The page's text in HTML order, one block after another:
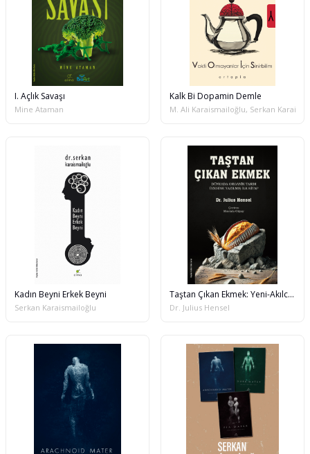
I. Açlık Savaşı
Mine Ataman
Kalk Bi Dopamin Demle
M. Ali Karaismailoğlu, Serkan
Kadın Beyni Erkek Beyni
Serkan Karaismailoğlu
Taştan Çıkan Ekmek: Yeni-Akılcı Bir Toprak Gübreleme ve Fiziksel Islah Sistemi
Dr. Julius Hensel